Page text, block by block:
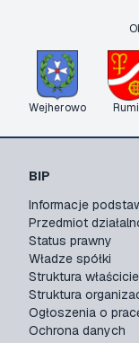
Wejherowo
BIP
Informacje
Przedmiot
Status prawny
Władze spółki
Struktura
Struktura
Ogłoszenia o
Ochrona danych